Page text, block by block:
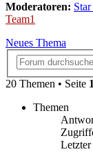
Moderatoren:
Team1
Neues Thema
20 Themen • Seite 1
Themen